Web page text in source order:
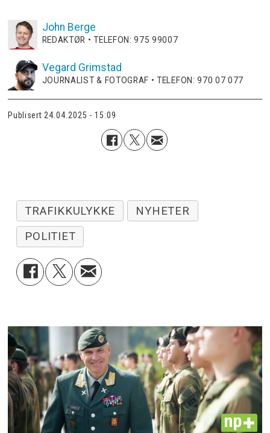
John Berge
REDAKTØR • TELEFON: 975 99007
Vegard Grimstad
JOURNALIST & FOTOGRAF • TELEFON: 970 07 077
Publisert 24.04.2025 - 15:09
TRAFIKKULYKKE
NYHETER
POLITIET
PLUS